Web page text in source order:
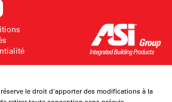
le droit d'apporter des modifications à la